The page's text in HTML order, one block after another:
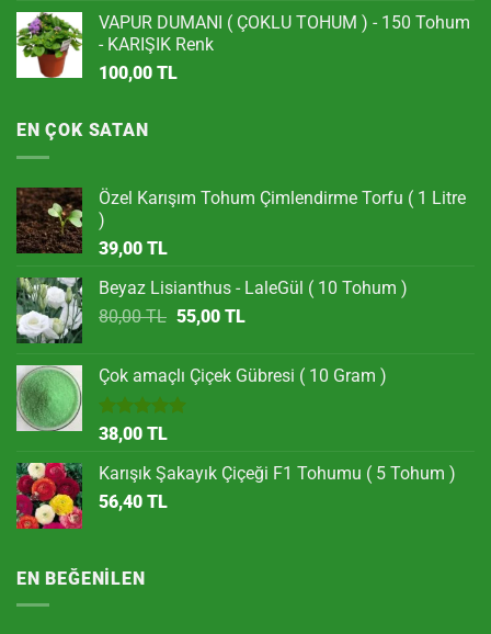
VAPUR DUMANI ( ÇOKLU TOHUM ) - 150 Tohum
- KARIŞIK Renk
100,00 TL
EN ÇOK SATAN
Özel Karışım Tohum Çimlendirme Torfu ( 1 Litre
)
39,00 TL
Beyaz Lisianthus - LaleGül ( 10 Tohum )
80,00TL Orijinal
55,00 TL
55,00 TL.
Çok amaçlı Çiçek Gübresi ( 10 Gram )
5 üzerinden
5.00
aldı
38,00 TL
Karışık Şakayık Çiçeği F1 Tohumu ( 5 Tohum )
56,40 TL
EN BEĞENILEN